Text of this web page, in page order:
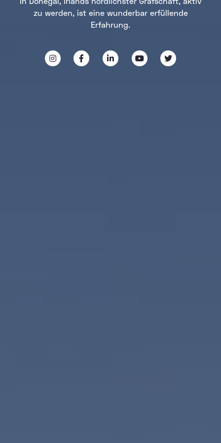
zu werden, ist eine wunderbar erfüllende
Erfahrung.